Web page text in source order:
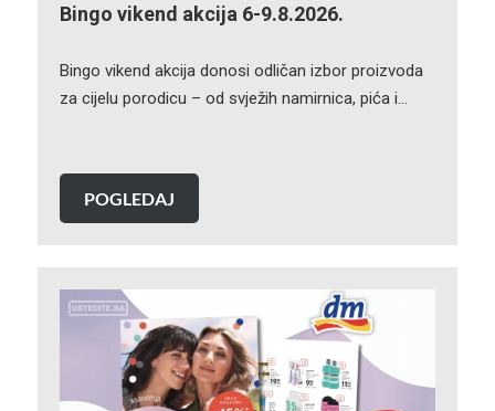
Bingo vikend akcija 6-9.8.2026.
Bingo vikend akcija donosi odličan izbor proizvoda
za cijelu porodicu – od svježih namirnica, pića i…
POGLEDAJ